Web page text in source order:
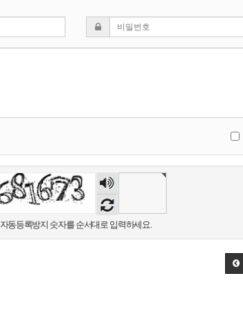
숫자
음성
듣기
자동등록방지 숫자를 순서대로 입력하세요.